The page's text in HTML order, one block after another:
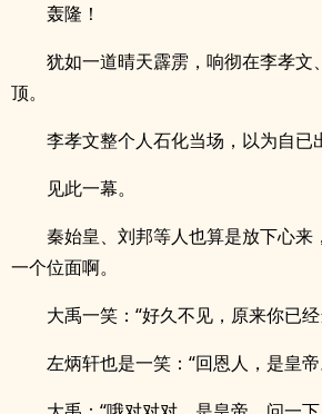
轰隆！
犹如一道晴天霹雳，响彻在李孝文
顶。
李孝文整个人石化当场，以为自已
见此一幕。
秦始皇、刘邦等人也算是放下心来
一个位面啊。
大禹一笑：“好久不见，原来你已
左炳轩也是一笑：“回恩人，是皇帝